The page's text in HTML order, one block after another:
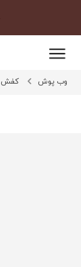
وب پوش کفش